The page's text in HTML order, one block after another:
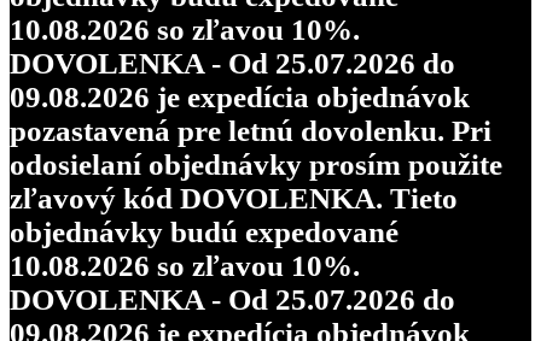
10.08.2026 so zľavou 10%.
DOVOLENKA - Od 25.07.2026 do
09.08.2026 je expedícia objednávok
pozastavená pre letnú dovolenku. Pri
odosielaní objednávky prosím použite
zľavový kód DOVOLENKA. Tieto
objednávky budú expedované
10.08.2026 so zľavou 10%.
DOVOLENKA - Od 25.07.2026 do
09.08.2026 je expedícia objednávok